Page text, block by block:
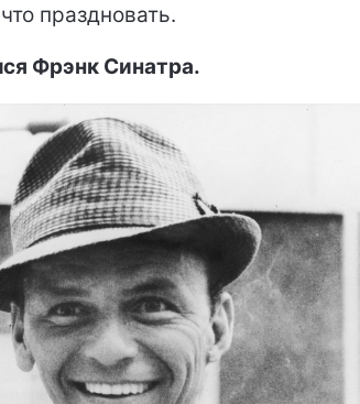
праздновать.
Фрэнк Синатра.